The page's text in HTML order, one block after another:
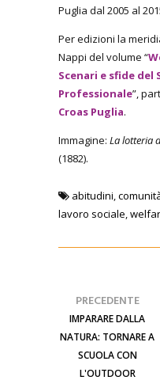
Puglia dal 2005 al
Per edizioni la
Nappi del volume “
Scenari e sfide del
Professionale”,
Croas Puglia.
Immagine: La lotteria
(1882).
abitudini,
lavoro sociale,
PRECEDENTE
IMPARARE DALLA
NATURA: TORNARE A
SCUOLA CON
L'OUTDOOR